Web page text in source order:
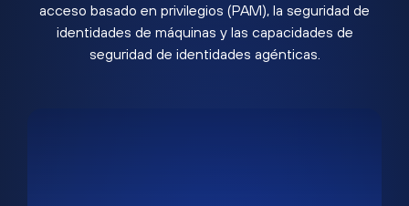
acceso basado en privilegios (PAM), la seguridad de
identidades de máquinas y las capacidades de
seguridad de identidades agénticas.